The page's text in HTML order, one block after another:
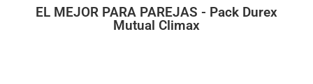
EL MEJOR PARA PAREJAS - Pack Durex
Mutual Climax